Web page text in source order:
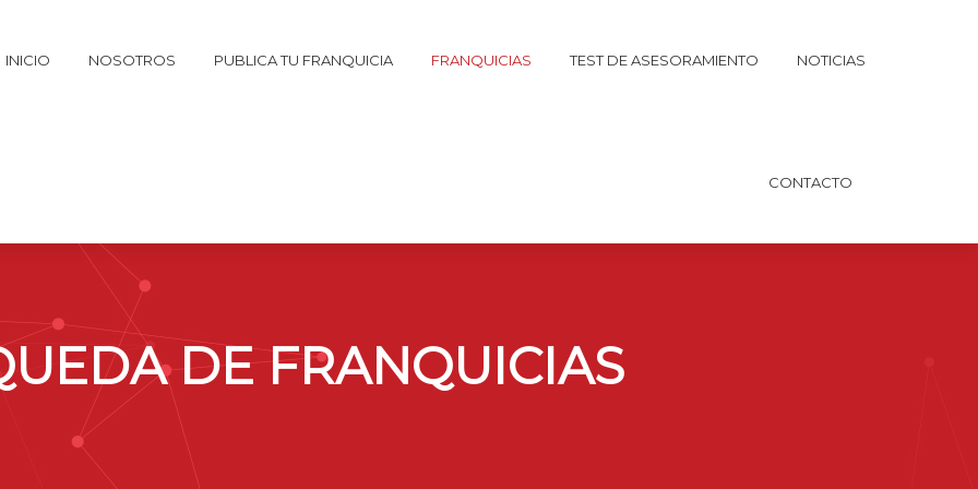
INICIO NOSOTROS PUBLICA TU FRANQUICIA FRANQUICIAS TEST DE ASESORAMIENTO NOTICIAS
CONTACTO
DE FRANQUICIAS